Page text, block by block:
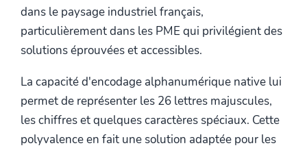
dans le paysage industriel français,
particulièrement dans les PME qui privilégient des
solutions éprouvées et accessibles.
La capacité d'encodage alphanumérique native lui
permet de représenter les 26 lettres majuscules,
les chiffres et quelques caractères spéciaux. Cette
polyvalence en fait une solution adaptée pour les